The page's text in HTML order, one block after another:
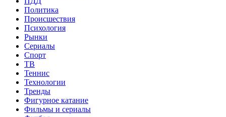
Политика
Происшествия
Психология
Рынки
Сериалы
Спорт
ТВ
Теннис
Технологии
Тренды
Фигурное катание
Фильмы и сериалы